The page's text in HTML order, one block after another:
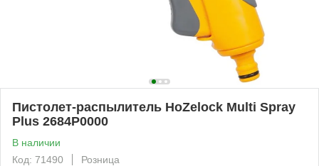
Пистолет-распылитель HoZelock Мulti Spray
Plus 2684P0000
В наличии
Код: 71490
Розница